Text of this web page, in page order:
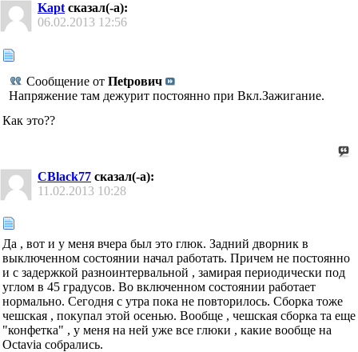
Kapt сказал(-а):
06.02.2013 12:56
Сообщение от Пеtрович
Напряжение там дежурит постоянно при Вкл.Зажигание.
Как это??
CBlack77 сказал(-а):
11.02.2013 10:28
Да , вот и у меня вчера был это глюк. Задний дворник в
выключенном состоянии начал работать. Причем не постоянно
и с задержкой разноинтервальной , замирая периодически под
углом в 45 градусов. Во включенном состоянии работает
нормально. Сегодня с утра пока не повторилось. Сборка тоже
чешская , покупал этой осенью. Вообще , чешская сборка та еще
"конфетка" , у меня на ней уже все глюки , какие вообще на
Octavia собрались.